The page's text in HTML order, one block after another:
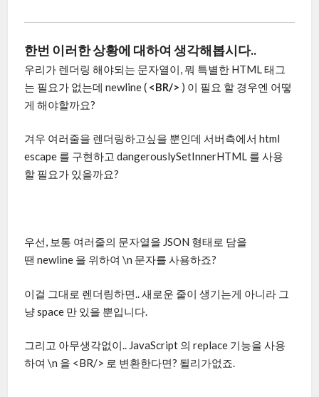
한번 이러한 상황에 대하여 생각해봅시다..
우리가 렌더링 해야되는 문자열이, 뭐 특별한 HTML 태그
는 필요가 없는데 newline ( <BR/> ) 이 필요 할 경우엔 어떻
게 해야할까요?
겨우 여러줄을 렌더링하고싶을 뿐인데 서버측에서 html
escape 를 구현하고 dangerouslySetInnerHTML 를 사용
할 필요가 있을까요?
우선, 보통 여러줄의 문자열을 JSON 형태로 담을
땐 newline 을 위하여 \n 문자를 사용하죠?
이걸 그대로 렌더링하면.. 새로운 줄이 생기는게 아니라 그
냥 space 만 있을 뿐입니다.
그리고 아무생각없이.. JavaScript 의 replace 기능을 사용
하여 \n 을 <BR/> 로 변환한다면? 될리가없죠.